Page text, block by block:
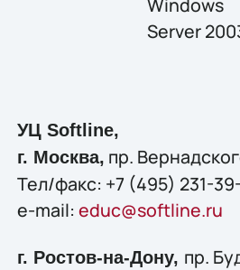
Windows
Server
УЦ Softline,
г. Москва, пр.
Тел/факс: +7 (495) 231-
e-mail: educ@softline.ru
г. Ростов-на-Дону, пр.